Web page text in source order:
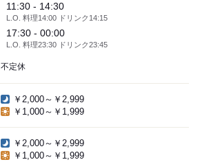
11:30 - 14:30
L.O. 料理14:00 ドリンク14:15
17:30 - 00:00
L.O. 料理23:30 ドリンク23:45
不定休
￥2,000～￥2,999
￥1,000～￥1,999
￥2,000～￥2,999
￥1,000～￥1,999